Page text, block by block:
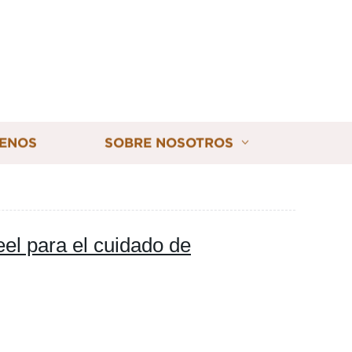
SOBRE NOSOTROS
para el cuidado de